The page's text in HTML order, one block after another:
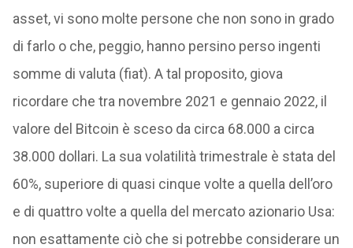
asset, vi sono molte persone che non sono in grado
di farlo o che, peggio, hanno persino perso ingenti
somme di valuta (fiat). A tal proposito, giova
ricordare che tra novembre 2021 e gennaio 2022, il
valore del Bitcoin è sceso da circa 68.000 a circa
38.000 dollari. La sua volatilità trimestrale è stata del
60%, superiore di quasi cinque volte a quella dell’oro
e di quattro volte a quella del mercato azionario Usa:
non esattamente ciò che si potrebbe considerare un